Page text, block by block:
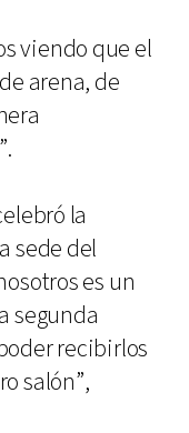
viendo que el
arena, de
la
sede del
es un
segunda
recibirlos
salón”,